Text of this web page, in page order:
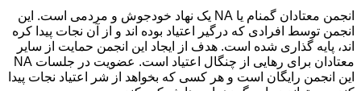
انجمن معتادان گمنام یا NA یک نهاد خودجوش و مردمی است. این
انجمن توسط افرادی که درگیر اعتیاد بوده اند و از آن نجات پیدا کره
اند، پایه گذاری شده است. هدف از ایجاد این انجمن حمایت از سایر
معتادان برای رهایی از چنگال اعتیاد است. عضویت در جلسات NA
این انجمن رایگان است و هر کسی که بخواهد از شر اعتیاد نجات پیدا